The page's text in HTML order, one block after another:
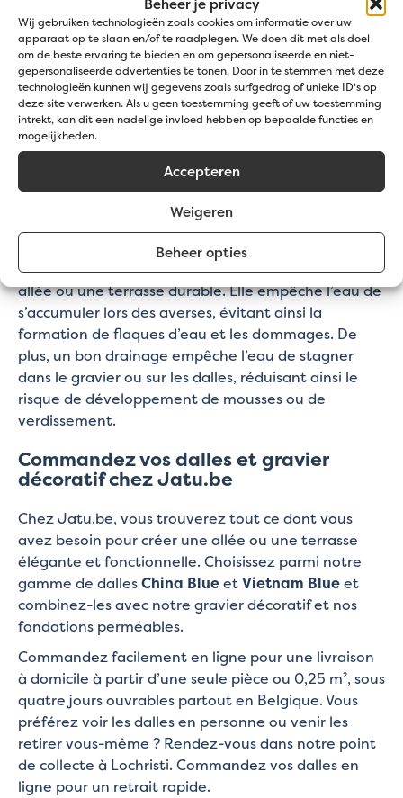
Wij gebruiken technologieën zoals cookies om informatie over uw
apparaat op te slaan en/of te raadplegen. We doen dit met als doel
om de beste ervaring te bieden en om gepersonaliseerde en niet-
gepersonaliseerde advertenties te tonen. Door in te stemmen met deze
technologieën kunnen wij gegevens zoals surfgedrag of unieke ID's op
deze site verwerken. Als u geen toestemming geeft of uw toestemming
intrekt, kan dit een nadelige invloed hebben op bepaalde functies en
mogelijkheden.
Accepteren
Weigeren
Beheer opties
dalles de gravierafin qu’elles s’insèrent
parfaitement.
Remplir avec du gravier décoratif:
Remplissez l’espace entre les dalles avec votre
gravier décoratifpréféré. Optez pour une
couleur complémentaire pour un effet rustique
ou jouez avec un contraste pour un design
Pourquoi une fondation perméable
est-elle importante ?
Une fondation perméable est essentielle pour une
allée ou une terrasse durable. Elle empêche l’eau de
s’accumuler lors des averses, évitant ainsi la
formation de flaques d’eau et les dommages. De
plus, un bon drainage empêche l’eau de stagner
dans le gravier ou sur les dalles, réduisant ainsi le
risque de développement de mousses ou de
verdissement.
Commandez vos dalles et gravier
décoratif chez Jatu.be
Chez Jatu.be, vous trouverez tout ce dont vous
avez besoin pour créer une allée ou une terrasse
élégante et fonctionnelle. Choisissez parmi notre
gamme de dallesChina BlueetVietnam Blueet
combinez-les avec notre gravier décoratif et nos
fondations perméables.
Commandez facilement en ligne pour une livraison
à domicile à partir d’une seule pièce ou 0,25 m², sous
quatre jours ouvrables partout en Belgique. Vous
préférez voir les dalles en personne ou venir les
retirer vous-même ? Rendez-vous dans notre point
de collecte à Lochristi. Commandez vos dalles en
ligne pour un retrait rapide.